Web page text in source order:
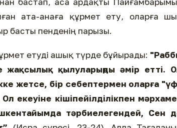
ата-анаға құрмет ету, оларға
басты пенденің парызы.
етуді ашық түрде бұйырады:
жақсылық қылуларыңды әмiр еттi.
жетсе, бiр себептермен оларға
екеуiне кiшiпейiлдiлікпен
тәрбиелегендей, Сен